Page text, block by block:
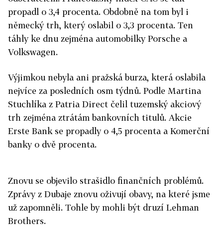
propadl o 3,4 procenta. Obdobně na tom byl i
německý trh, který oslabil o 3,3 procenta. Ten
táhly ke dnu zejména automobilky Porsche a
Volkswagen.
Výjimkou nebyla ani pražská burza, která oslabila
nejvíce za posledních osm týdnů. Podle Martina
Stuchlíka z Patria Direct čelil tuzemský akciový
trh zejména ztrátám bankovních titulů. Akcie
Erste Bank se propadly o 4,5 procenta a Komerční
banky o dvě procenta.
Znovu se objevilo strašidlo finančních problémů.
Zprávy z Dubaje znovu oživují obavy, na které jsme
už zapomněli. Tohle by mohli být druzí Lehman
Brothers.